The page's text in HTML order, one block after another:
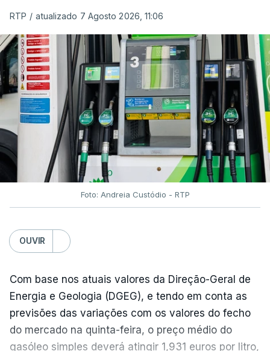
nas prateleiras nos meses seguintes, à medida
que os fornecedores repercutem os seus
custos nos consumidores.
Em julho, o aumento esteve associado aos preços
do açúcar (+5,6%), dos cereais (+3,4%) e dos
óleos vegetais (+2%).
Estes aumentos foram "parcialmente
compensados por quedas" nos preços das "carnes
e dos produtos lácteos", segundo a FAO.
Os preços do açúcar dispararam no mês passado
devido às preocupações com os efeitos das ondas
fenómeno El Niño na produção asiática, observou a
FAO. No entanto, o índice mantém-se 8% abaixo do
registado no ano passado.
RTP / atualizado 7 Agosto 2026, 11:06
Foto: Andreia Custódio - RTP
OUVIR
Com base nos atuais valores da Direção-Geral de
Energia e Geologia (DGEG), e tendo em conta as
previsões das variações com os valores do fecho
do mercado na quinta-feira, o preço médio do
gasóleo simples deverá atingir 1,931 euros por litro,